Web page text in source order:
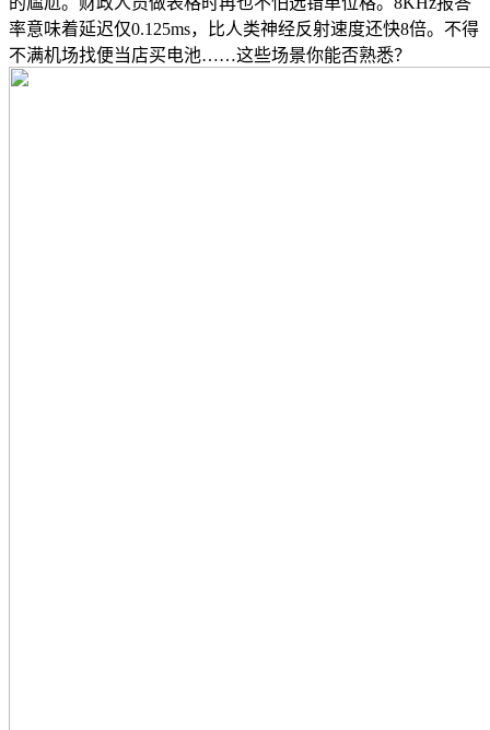
率意味着延迟仅0.125ms，比人类神经反射速度还快8倍。不得
不满机场找便当店买电池……这些场景你能否熟悉？